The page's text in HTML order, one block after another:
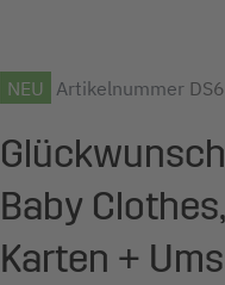
NEU Artikelnummer
Baby
Karten +